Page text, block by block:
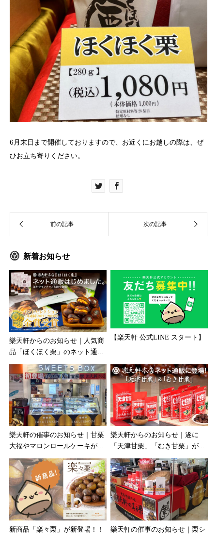
6月末日まで開催しておりますので、お近くにお越しの際は、ぜ
ひお立ち寄りください。
新着お知らせ
樂天軒からのお知らせ｜人気商
品「ほくほく栗」のネット通...
【楽天軒 公式LINE スタート】
樂天軒の催事のお知らせ｜甘栗
大福やマロンロールケーキが...
樂天軒からのお知らせ｜遂に
「天津甘栗」「むき甘栗」が...
新商品「楽々栗」が新登場！！
樂天軒の催事のお知らせ｜栗シ